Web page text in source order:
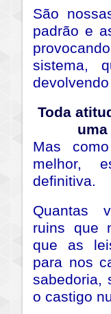
São
padrão e
sistema,
Toda
Mas
melhor,
definitiva.
Quantas
ruins que
que as
para nos
sabedoria,
o castigo